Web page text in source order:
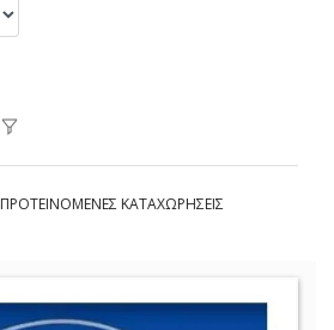
ΠΡΟΤΕΙΝΟΜΕΝΕΣ ΚΑΤΑΧΩΡΗΣΕΙΣ